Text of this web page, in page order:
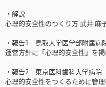
・解説
心理的安全性のつくり方 武井 麻
・報告1 鳥取大学医学部附属病
運営方針に「心理的安全性」を
・報告2 東京医科歯科大学病院
心理的安全性をつくるために管